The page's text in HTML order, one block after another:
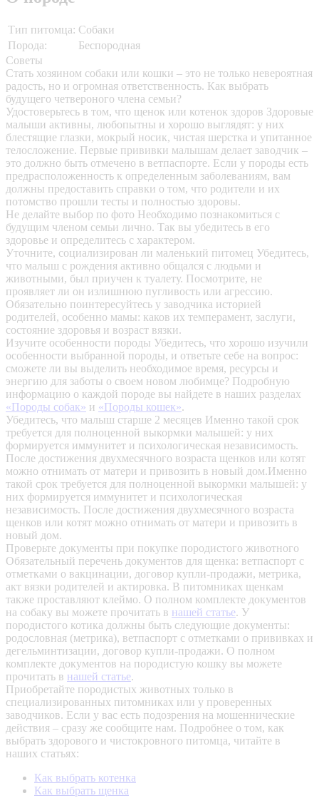
Тип питомца: Собаки
Порода:
Беспородная
Советы
Стать хозяином собаки или кошки – это не только невероятная
радость, но и огромная ответственность. Как выбрать
будущего четвероного члена семьи?
Удостоверьтесь в том, что щенок или котенок здоров Здоровые
малыши активны, любопытны и хорошо выглядят: у них
блестящие глазки, мокрый носик, чистая шерстка и упитанное
телосложение. Первые прививки малышам делает заводчик –
это должно быть отмечено в ветпаспорте. Если у породы есть
предрасположенность к определенным заболеваниям, вам
должны предоставить справки о том, что родители и их
потомство прошли тесты и полностью здоровы.
Не делайте выбор по фото Необходимо познакомиться с
будущим членом семьи лично. Так вы убедитесь в его
здоровье и определитесь с характером.
Уточните, социализирован ли маленький питомец Убедитесь,
что малыш с рождения активно общался с людьми и
животными, был приучен к туалету. Посмотрите, не
проявляет ли он излишнюю пугливость или агрессию.
Обязательно поинтересуйтесь у заводчика историей
родителей, особенно мамы: каков их темперамент, заслуги,
состояние здоровья и возраст вязки.
Изучите особенности породы Убедитесь, что хорошо изучили
особенности выбранной породы, и ответьте себе на вопрос:
сможете ли вы выделить необходимое время, ресурсы и
энергию для заботы о своем новом любимце? Подробную
информацию о каждой породе вы найдете в наших разделах
«Породы собак» и «Породы кошек».
Убедитесь, что малыш старше 2 месяцев Именно такой срок
требуется для полноценной выкормки малышей: у них
формируется иммунитет и психологическая независимость.
После достижения двухмесячного возраста щенков или котят
можно отнимать от матери и привозить в новый дом.Именно
такой срок требуется для полноценной выкормки малышей: у
них формируется иммунитет и психологическая
независимость. После достижения двухмесячного возраста
щенков или котят можно отнимать от матери и привозить в
новый дом.
Проверьте документы при покупке породистого животного
Обязательный перечень документов для щенка: ветпаспорт с
отметками о вакцинации, договор купли-продажи, метрика,
акт вязки родителей и актировка. В питомниках щенкам
также проставляют клеймо. О полном комплекте документов
на собаку вы можете прочитать в нашей статье. У
породистого котика должны быть следующие документы:
родословная (метрика), ветпаспорт с отметками о прививках и
дегельминтизации, договор купли-продажи. О полном
комплекте документов на породистую кошку вы можете
прочитать в нашей статье.
Приобретайте породистых животных только в
специализированных питомниках или у проверенных
заводчиков. Если у вас есть подозрения на мошеннические
действия – сразу же сообщите нам. Подробнее о том, как
выбрать здорового и чистокровного питомца, читайте в
наших статьях:
Как выбрать котенка
Как выбрать щенка